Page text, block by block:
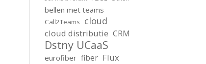
bellen met teams
Call2Teams cloud
cloud distributie CRM
Dstny UCaaS
eurofiber fiber Flux